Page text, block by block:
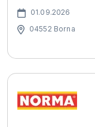
01.09.2026
04552 Borna